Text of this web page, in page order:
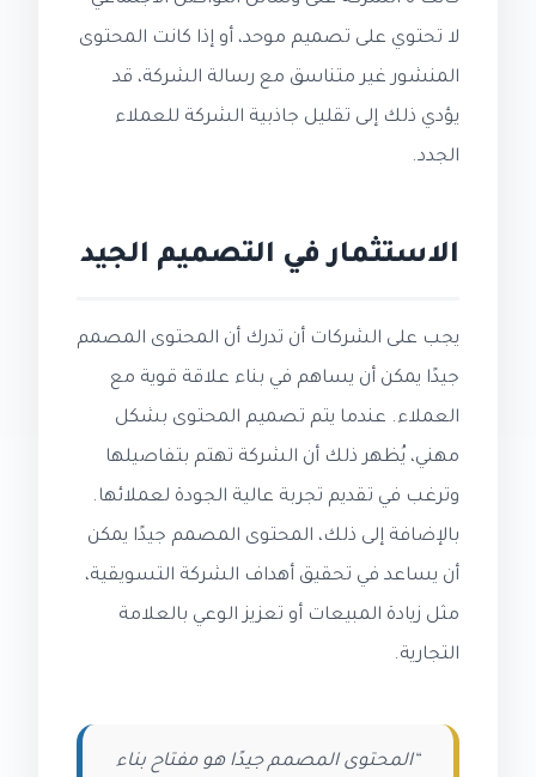
لا تحتوي على تصميم موحد، أو إذا كانت المحتوى
المنشور غير متناسق مع رسالة الشركة، قد
يؤدي ذلك إلى تقليل جاذبية الشركة للعملاء
الجدد.
الاستثمار في التصميم الجيد
يجب على الشركات أن تدرك أن المحتوى المصمم
جيدًا يمكن أن يساهم في بناء علاقة قوية مع
العملاء. عندما يتم تصميم المحتوى بشكل
مهني، يُظهر ذلك أن الشركة تهتم بتفاصيلها
وترغب في تقديم تجربة عالية الجودة لعملائها.
بالإضافة إلى ذلك، المحتوى المصمم جيدًا يمكن
أن يساعد في تحقيق أهداف الشركة التسويقية،
مثل زيادة المبيعات أو تعزيز الوعي بالعلامة
التجارية.
“المحتوى المصمم جيدًا هو مفتاح بناء